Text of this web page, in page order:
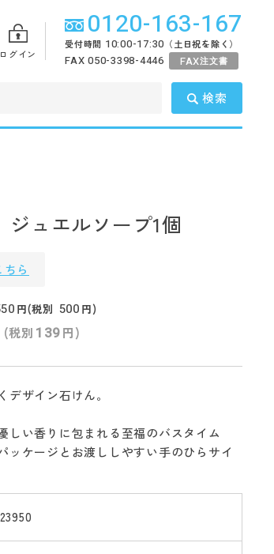
ログイン
0120-163-167
受付時間 10:00-17:30 （土日祝を除く）
FAX 050-3398-4446 FAX注文書
検索
ュエルソープ1個
ら
円(税別 500 円)
(税別 139円)
デザイン石けん。
しい香りに包まれる至福のバスタイム
ッケージとお渡ししやすい手のひらサイ